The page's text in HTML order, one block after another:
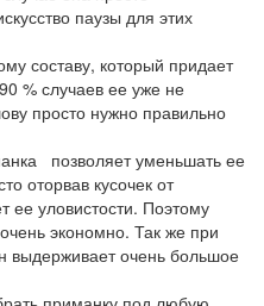
паузы для этих
составу, который придает
% случаев ее уже не
просто нужно правильно
позволяет уменьшать ее
оторвав кусочек от
ее уловистости. Поэтому
экономно. Так же при
выдерживает очень большое